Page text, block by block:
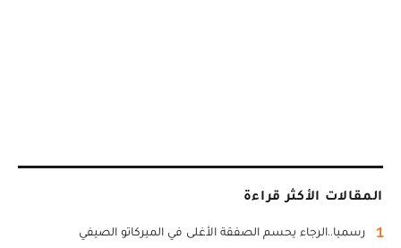
المقالات الأكثر قراءة
1 رسميا..الرجاء يحسم الصفقة الأغلى في الميركاتو الصيفي